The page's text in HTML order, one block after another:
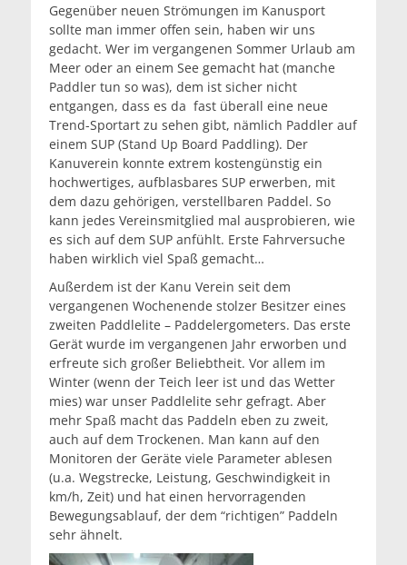
Gegenüber neuen Strömungen im Kanusport
sollte man immer offen sein, haben wir uns
gedacht. Wer im vergangenen Sommer Urlaub am
Meer oder an einem See gemacht hat (manche
Paddler tun so was), dem ist sicher nicht
entgangen, dass es da fast überall eine neue
Trend-Sportart zu sehen gibt, nämlich Paddler auf
einem SUP (Stand Up Board Paddling). Der
Kanuverein konnte extrem kostengünstig ein
hochwertiges, aufblasbares SUP erwerben, mit
dem dazu gehörigen, verstellbaren Paddel. So
kann jedes Vereinsmitglied mal ausprobieren, wie
es sich auf dem SUP anfühlt. Erste Fahrversuche
haben wirklich viel Spaß gemacht…
Außerdem ist der Kanu Verein seit dem
vergangenen Wochenende stolzer Besitzer eines
zweiten Paddlelite – Paddelergometers. Das erste
Gerät wurde im vergangenen Jahr erworben und
erfreute sich großer Beliebtheit. Vor allem im
Winter (wenn der Teich leer ist und das Wetter
mies) war unser Paddlelite sehr gefragt. Aber
mehr Spaß macht das Paddeln eben zu zweit,
auch auf dem Trockenen. Man kann auf den
Monitoren der Geräte viele Parameter ablesen
(u.a. Wegstrecke, Leistung, Geschwindigkeit in
km/h, Zeit) und hat einen hervorragenden
Bewegungsablauf, der dem “richtigen” Paddeln
sehr ähnelt.